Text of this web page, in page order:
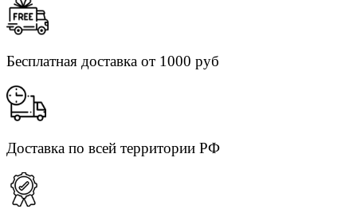
Бесплатная доставка от 1000 руб
Доставка по всей территории РФ